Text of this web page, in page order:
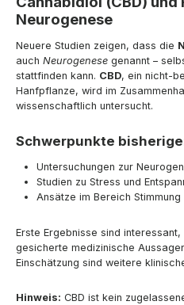
Neurogenese
Neuere Studien zeigen, dass die
auch Neurogenese genannt –
stattfinden kann. CBD, ein nicht-
Hanfpflanze, wird im
wissenschaftlich untersucht.
Schwerpunkte
Untersuchungen zur
Studien zu Stress und
Ansätze im Bereich Stimmung
Erste Ergebnisse sind
gesicherte medizinische
Einschätzung sind weitere
Hinweis: CBD ist kein